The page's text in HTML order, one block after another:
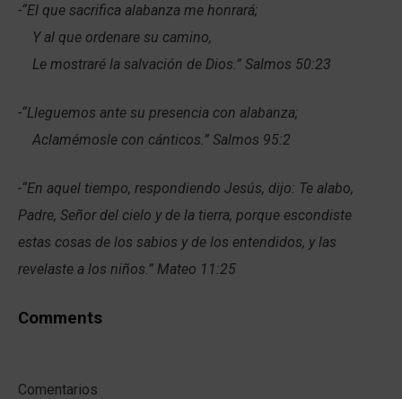
-“El que sacrifica alabanza me honrará;
Y al que ordenare su camino,
Le mostraré la salvación de Dios.” Salmos 50:23
-“Lleguemos ante su presencia con alabanza;
Aclamémosle con cánticos.” Salmos 95:2
-“En aquel tiempo, respondiendo Jesús, dijo: Te alabo,
Padre, Señor del cielo y de la tierra, porque escondiste
estas cosas de los sabios y de los entendidos, y las
revelaste a los niños.” Mateo 11:25
Comments
Comentarios